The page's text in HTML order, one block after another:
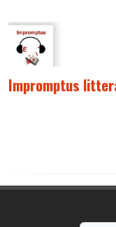
Impromptus